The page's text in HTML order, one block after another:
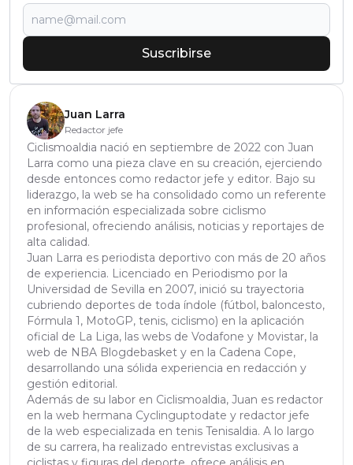
Suscribirse
Juan Larra
Redactor jefe
Ciclismoaldia nació en septiembre de 2022 con Juan
Larra como una pieza clave en su creación, ejerciendo
desde entonces como redactor jefe y editor. Bajo su
liderazgo, la web se ha consolidado como un referente
en información especializada sobre ciclismo
profesional, ofreciendo análisis, noticias y reportajes de
alta calidad.
Juan Larra es periodista deportivo con más de 20 años
de experiencia. Licenciado en Periodismo por la
Universidad de Sevilla en 2007, inició su trayectoria
cubriendo deportes de toda índole (fútbol, baloncesto,
Fórmula 1, MotoGP, tenis, ciclismo) en la aplicación
oficial de La Liga, las webs de Vodafone y Movistar, la
web de NBA Blogdebasket y en la Cadena Cope,
desarrollando una sólida experiencia en redacción y
gestión editorial.
Además de su labor en Ciclismoaldia, Juan es redactor
en la web hermana Cyclinguptodate y redactor jefe
de la web especializada en tenis Tenisaldia. A lo largo
de su carrera, ha realizado entrevistas exclusivas a